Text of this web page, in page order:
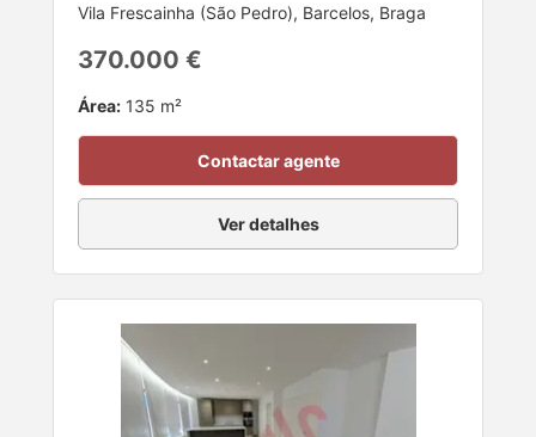
Vila Frescainha (São Pedro), Barcelos, Braga
370.000 €
Área: 135 m²
Contactar agente
Ver detalhes